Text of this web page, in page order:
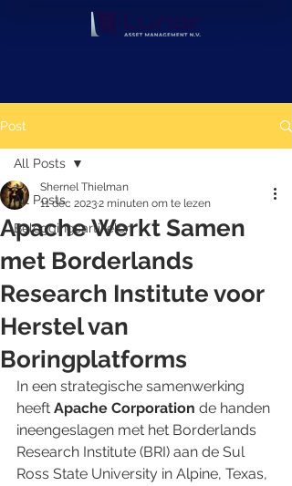
Post
All Posts
Beleggingsartikelen
All Posts
Apache Werkt Samen
met Borderlands
Research Institute voor
Herstel van
Boringplatforms
Shernel Thielman
11 dec 20232 minuten om te lezen
In een strategische samenwerking
heeft Apache Corporation de handen
ineengeslagen met het Borderlands
Research Institute (BRI) aan de Sul
Ross State University in Alpine, Texas,